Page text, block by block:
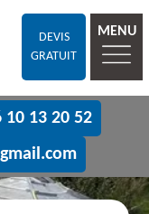
DEVIS
GRATUIT
MENU
10 13 20 52